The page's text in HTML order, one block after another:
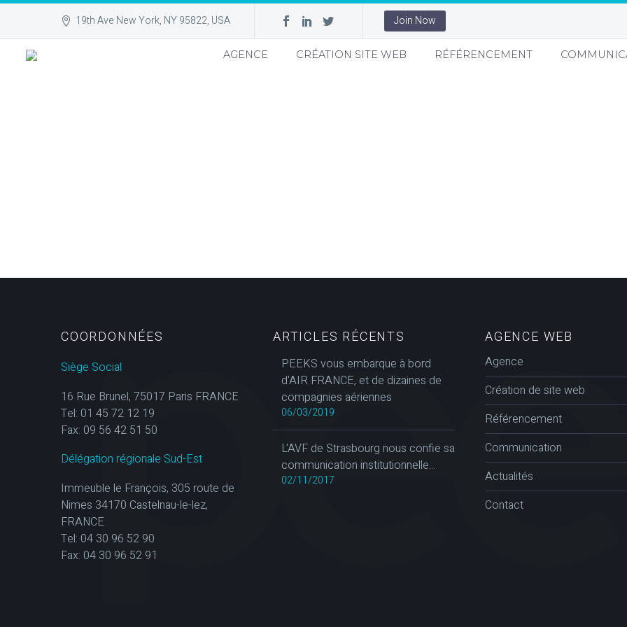
19th Ave New York, NY 95822, USA Join Now
AGENCE CRÉATION SITE WEB RÉFÉRENCEMENT
COORDONNÉES
Siège Social
16 Rue Brunel, 75017 Paris FRANCE
Tel: 01 45 72 12 19
Fax: 09 56 42 51 50
Délégation régionale Sud-Est
Immeuble le François, 305 route de
Nimes 34170 Castelnau-le-lez,
FRANCE
Tel: 04 30 96 52 90
Fax: 04 30 96 52 91
ARTICLES RÉCENTS
PEEKS vous embarque à bord
d'AIR FRANCE, et de dizaines de
compagnies aériennes
06/03/2019
L'AVF de Strasbourg nous confie sa
communication institutionnelle...
02/11/2017
AGENCE WEB
Agence
Création de site web
Référencement
Communication
Actualités
Contact